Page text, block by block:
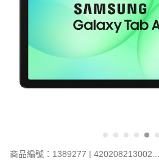
商品編號：1389277 | 420208213002...